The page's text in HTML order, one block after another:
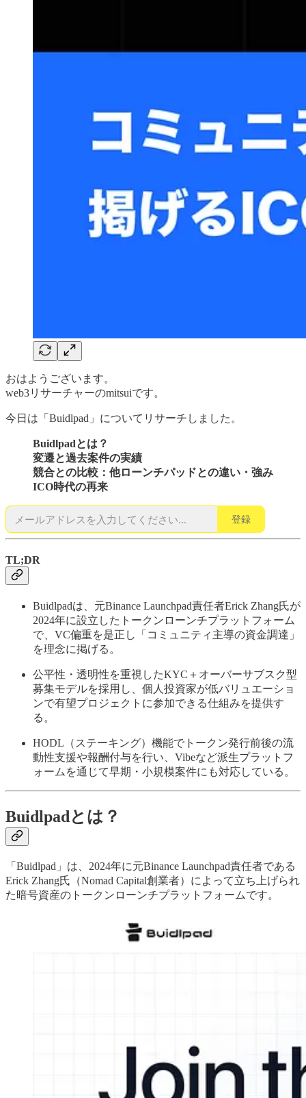
おはようございます。
web3リサーチャーのmitsuiです。
今日は「Buidlpad」についてリサーチしました。
Buidlpadとは？
変遷と過去案件の実績
競合との比較：他ローンチパッドとの違い・強み
ICO時代の再来
登録
TL;DR
Buidlpadは、元Binance Launchpad責任者Erick Zhang氏が
2024年に設立したトークンローンチプラットフォーム
で、VC偏重を是正し「コミュニティ主導の資金調達」
を理念に掲げる。
公平性・透明性を重視したKYC＋オーバーサブスク型
募集モデルを採用し、個人投資家が低バリュエーショ
ンで有望プロジェクトに参加できる仕組みを提供す
る。
HODL（ステーキング）機能でトークン発行前後の流
動性支援や報酬付与を行い、Vibeなど派生プラットフ
ォームを通じて早期・小規模案件にも対応している。
Buidlpadとは？
「Buidlpad」は、2024年に元Binance Launchpad責任者である
Erick Zhang氏（Nomad Capital創業者）によって立ち上げられ
た暗号資産のトークンローンチプラットフォームです。